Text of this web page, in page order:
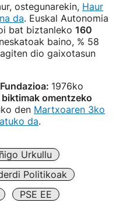
ostegunarekin, Haur
da. Euskal Autonomia
bat biztanleko 160
baino, % 58
dio gaixotasun
1976ko
biktimak omentzeko
den Martxoaren 3ko
da.
Urkullu
Politikoak
PSE EE